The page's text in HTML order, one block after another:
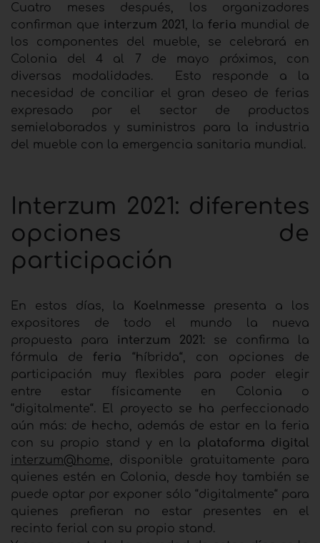
Cuatro meses después, los organizadores
confirman que interzum 2021 , la feria mundial de
los componentes del mueble, se celebrará en
Colonia del 4 al 7 de mayo próximos, con
diversas modalidades. Esto responde a la
necesidad de conciliar el gran deseo de ferias
expresado por el sector de productos
semielaborados y suministros para la industria
del mueble con la emergencia sanitaria mundial.
Interzum 2021: diferentes
opciones de
participación
En estos días, la Koelnmesse presenta a los
expositores de todo el mundo la nueva
propuesta para
interzum 2021: se confirma la
fórmula deferia “híbrida“, con opciones de
participación muy flexibles para poder elegir
entre estar físicamente en Colonia o
“digitalmente“. El proyecto se ha perfeccionado
aún más: de hecho, además de estar en la feria
con su propio stand y en la plataforma digital
interzum@home, disponible gratuitamente para
quienes estén en Colonia, desde hoy también se
puede optar por exponer sólo “digitalmente“ para
quienes prefieran no estar presentes en el
recinto ferial con su propio stand.